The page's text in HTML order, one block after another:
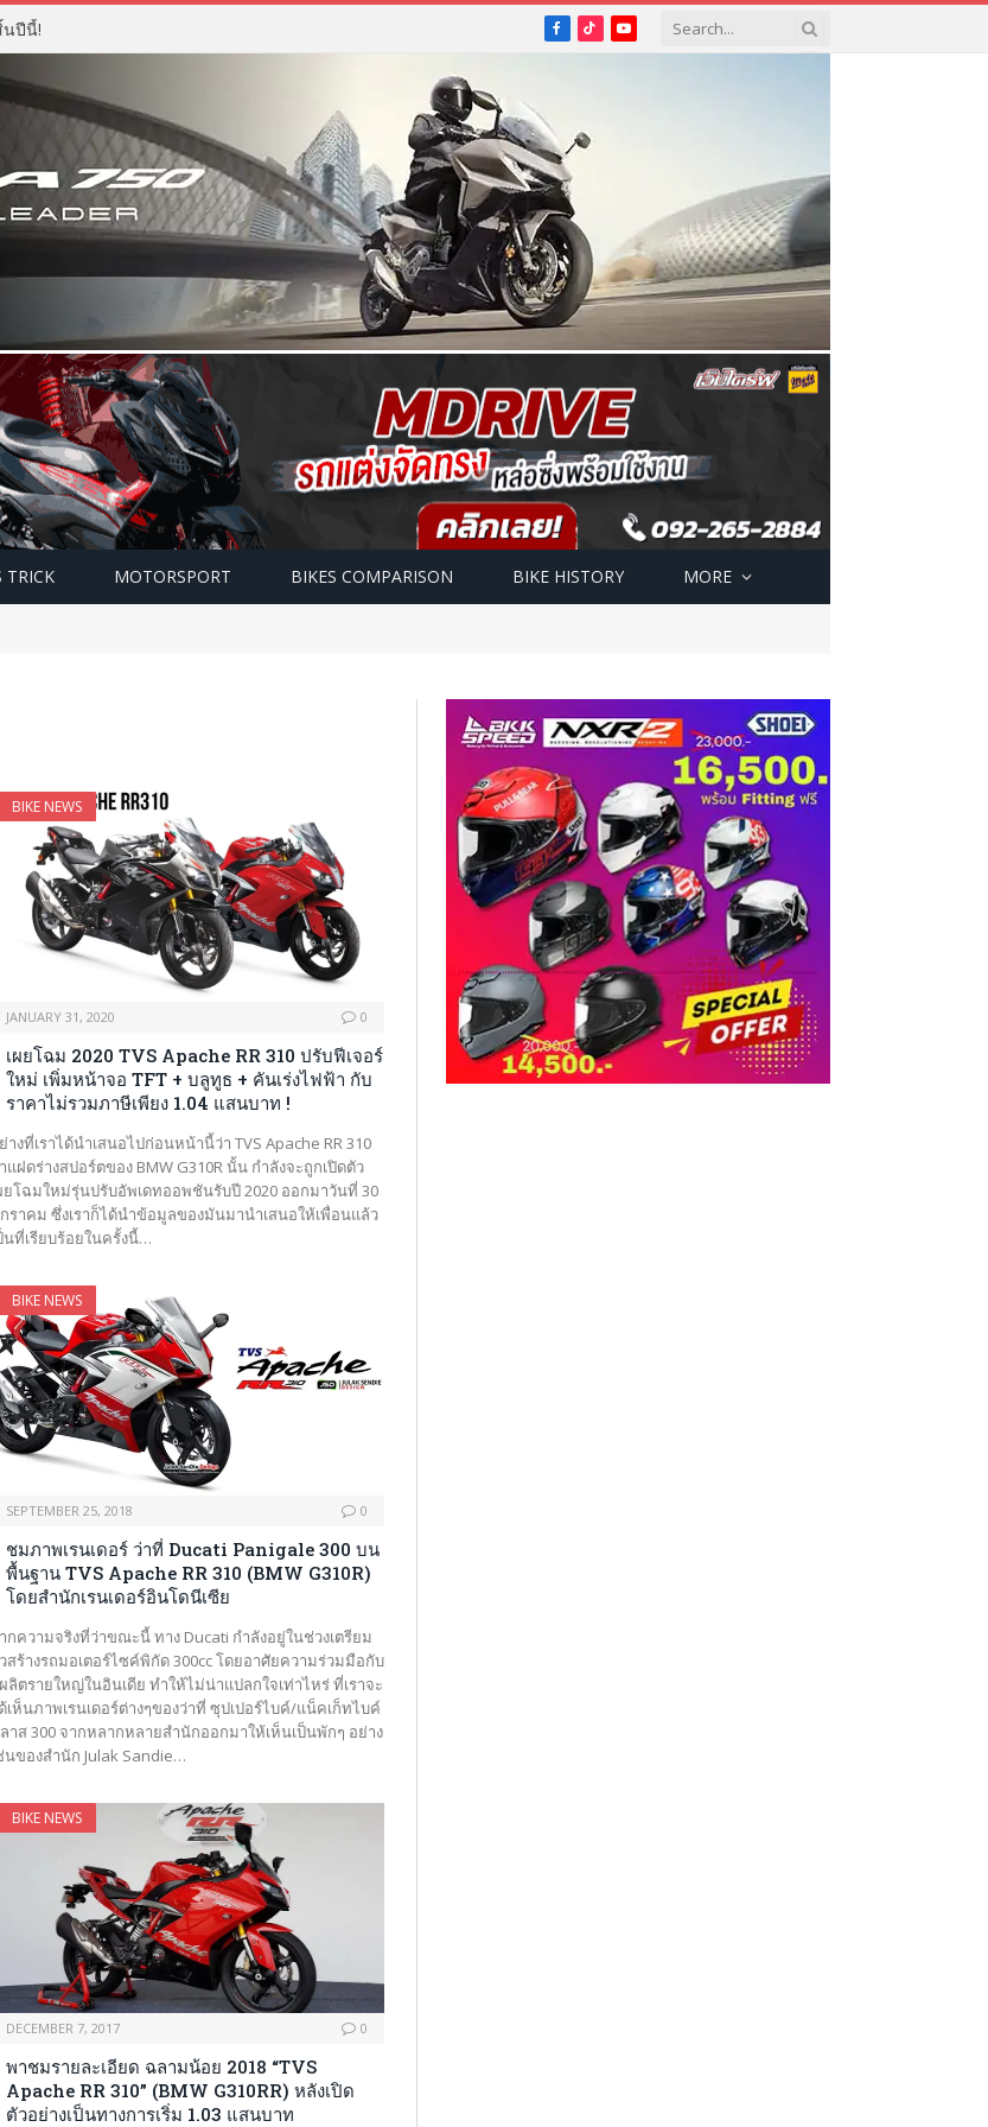
นปีนี้! Facebook
TikTokYouTube
TRICK MOTORSPORT BIKES COMPARISON BIKE HISTORY MORE
BIKE NEWS
JANUARY 31, 2020 0
เผยโฉม 2020 TVS Apache RR 310 ปรับฟีเจอร์
ใหม่ เพิ่มหน้าจอ TFT + บลูทูธ + คันเร่งไฟฟ้า กับ
ราคาไม่รวมภาษีเพียง 1.04 แสนบาท !
างที่เราได้นำเสนอไปก่อนหน้านี้ว่า TVS Apache RR 310
แฝดร่างสปอร์ตของ BMW G310R นั้น กำลังจะถูกเปิดตัว
ยโฉมใหม่รุ่นปรับอัพเดทออพชันรับปี 2020 ออกมาวันที่ 30
ราคม ซึ่งเราก็ได้นำข้อมูลของมันมานำเสนอให้เพื่อนแล้ว
นที่เรียบร้อยในครั้งนี้…
BIKE NEWS
SEPTEMBER 25, 2018 0
ชมภาพเรนเดอร์ ว่าที่ Ducati Panigale 300 บน
พื้นฐาน TVS Apache RR 310 (BMW G310R)
โดยสำนักเรนเดอร์อินโดนีเซีย
กความจริงที่ว่าขณะนี้ ทาง Ducati กำลังอยู่ในช่วงเตรียม
สร้างรถมอเตอร์ไซค์พิกัด 300cc โดยอาศัยความร่วมมือกับ
ลิตรายใหญ่ในอินเดีย ทำให้ไม่น่าแปลกใจเท่าไหร่ ที่เราจะ
เห็นภาพเรนเดอร์ต่างๆของว่าที่ ซุปเปอร์ไบค์/แน็คเก็ทไบค์
าส 300 จากหลากหลายสำนักออกมาให้เห็นเป็นพักๆ อย่าง
นของสำนัก Julak Sandie…
BIKE NEWS
DECEMBER 7, 2017 0
พาชมรายละเอียด ฉลามน้อย 2018 “TVS
Apache RR 310” (BMW G310RR) หลังเปิด
ตัวอย่างเป็นทางการเริ่ม 1.03 แสนบาท